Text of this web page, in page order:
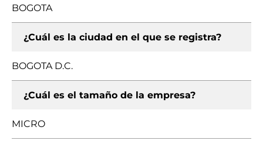
BOGOTA
¿Cuál es la ciudad en el que se registra?
BOGOTA D.C.
¿Cuál es el tamaño de la empresa?
MICRO